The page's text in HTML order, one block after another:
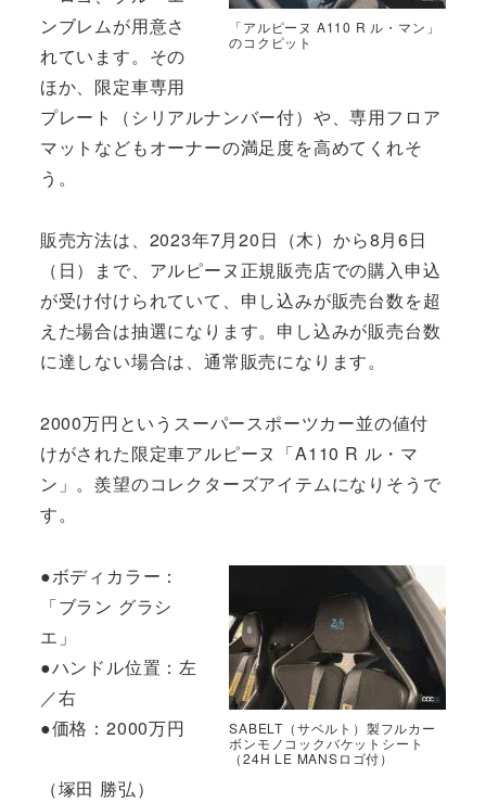
「アルピーヌ A110 R ル・マン」
のコクピット
ンブレムが用意さ
れています。その
ほか、限定車専用
プレート（シリアルナンバー付）や、専用フロア
マットなどもオーナーの満足度を高めてくれそ
う。
販売方法は、2023年7月20日（木）から8月6日
（日）まで、アルピーヌ正規販売店での購入申込
が受け付けられていて、申し込みが販売台数を超
えた場合は抽選になります。申し込みが販売台数
に達しない場合は、通常販売になります。
2000万円というスーパースポーツカー並の値付
けがされた限定車アルピーヌ「A110 R ル・マ
ン」。羨望のコレクターズアイテムになりそうで
す。
SABELT（サベルト）製フルカー
ボンモノコックバケットシート
（24H LE MANSロゴ付）
●ボディカラー：
「ブラン グラシ
エ」
●ハンドル位置：左
／右
●価格：2000万円
（塚田 勝弘）